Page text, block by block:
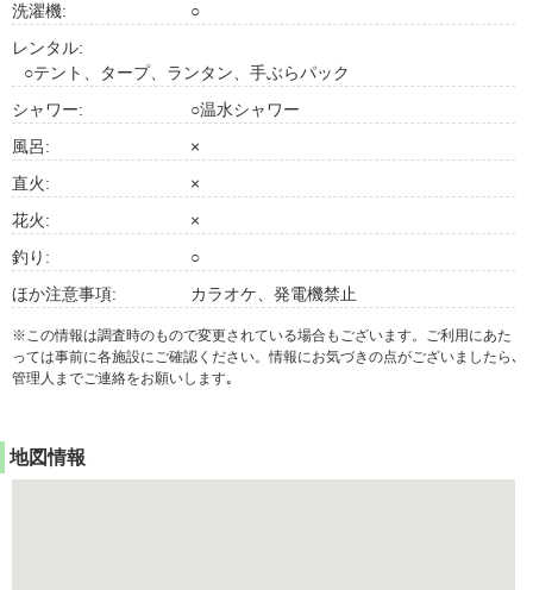
洗濯機:
○
レンタル:
○テント、タープ、ランタン、手ぶらパック
シャワー:
○温水シャワー
風呂:
×
直火:
×
花火:
×
釣り:
○
ほか注意事項:
カラオケ、発電機禁止
※この情報は調査時のもので変更されている場合もございます。ご利用にあた
っては事前に各施設にご確認ください。情報にお気づきの点がございましたら､
管理人までご連絡をお願いします｡
地図情報